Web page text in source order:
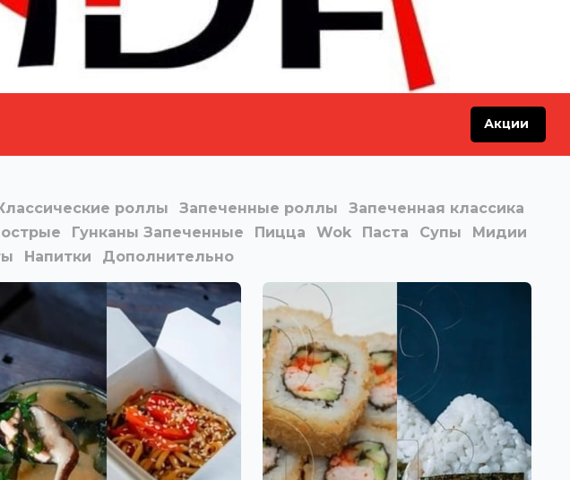
Акции
роллы Запеченные роллы
Запеченная классика
Гунканы Запеченные Пицца Wok Паста Супы
Мидии
Напитки Дополнительно